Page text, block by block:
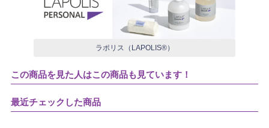
ラポリス（LAPOLIS®）
この商品を見た人はこの商品も見ています！
最近チェックした商品